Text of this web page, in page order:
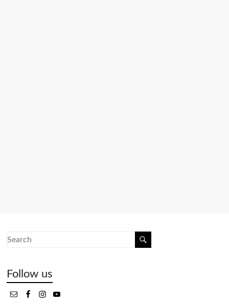
Follow us